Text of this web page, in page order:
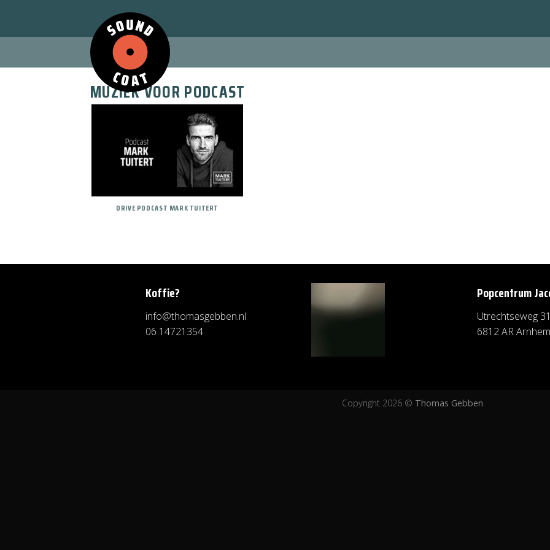
content
MUZIEK VOOR PODCAST
DRIVE PODCAST MARK TUITERT
Koffie?
info@thomasgebben.nl
06 14721354
Popcentrum
Utrechtseweg
6812 AR Arnhem
Copyright 2026 © Thomas Gebben